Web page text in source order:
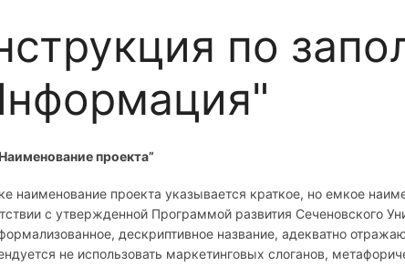
по
проекта”
наименование проекта указывается краткое, но емкое
с утвержденной Программой развития Сеченовского
дескриптивное название, адекватно
не использовать маркетинговых слоганов,